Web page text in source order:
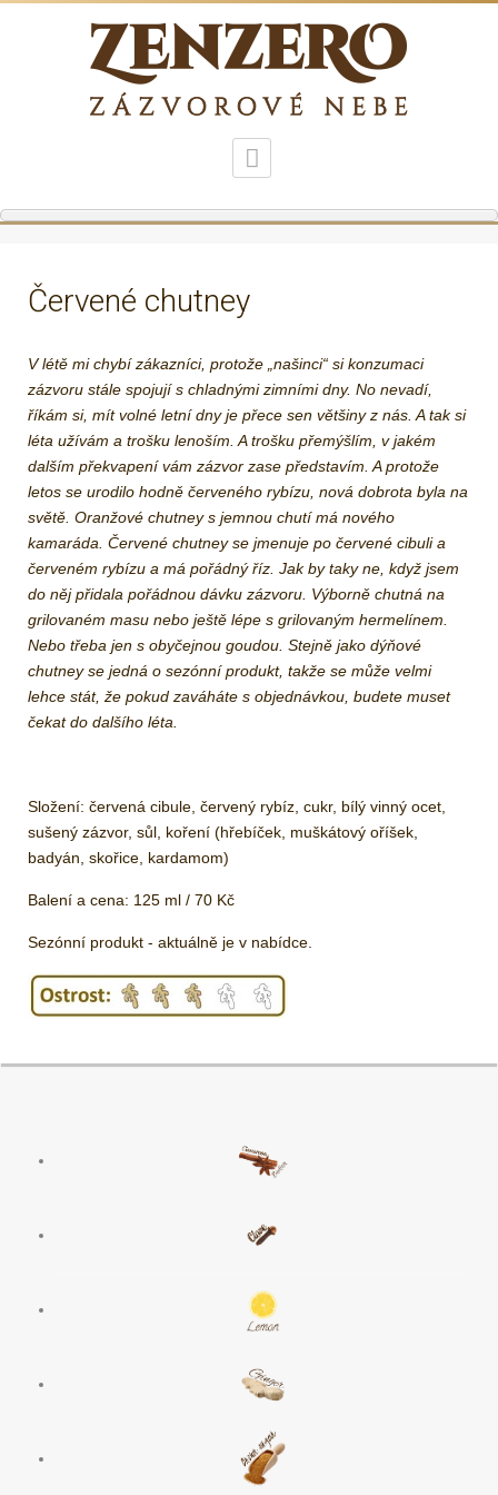
Červené chutney
V létě mi chybí zákazníci, protože „našinci“ si konzumaci
zázvoru stále spojují s chladnými zimními dny. No nevadí,
říkám si, mít volné letní dny je přece sen většiny z nás. A tak si
léta užívám a trošku lenoším. A trošku přemýšlím, v jakém
dalším překvapení vám zázvor zase představím. A protože
letos se urodilo hodně červeného rybízu, nová dobrota byla na
světě. Oranžové chutney s jemnou chutí má nového
kamaráda. Červené chutney se jmenuje po červené cibuli a
červeném rybízu a má pořádný říz. Jak by taky ne, když jsem
do něj přidala pořádnou dávku zázvoru. Výborně chutná na
grilovaném masu nebo ještě lépe s grilovaným hermelínem.
Nebo třeba jen s obyčejnou goudou. Stejně jako dýňové
chutney se jedná o sezónní produkt, takže se může velmi
lehce stát, že pokud zaváháte s objednávkou, budete muset
čekat do dalšího léta.
Složení: červená cibule, červený rybíz, cukr, bílý vinný ocet,
sušený zázvor, sůl, koření (hřebíček, muškátový oříšek,
badyán, skořice, kardamom)
Balení a cena: 125 ml / 70 Kč
Sezónní produkt - aktuálně je v nabídce.